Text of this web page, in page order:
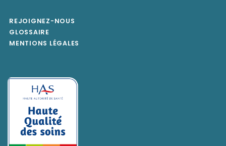
REJOIGNEZ-NOUS
GLOSSAIRE
MENTIONS LÉGALES